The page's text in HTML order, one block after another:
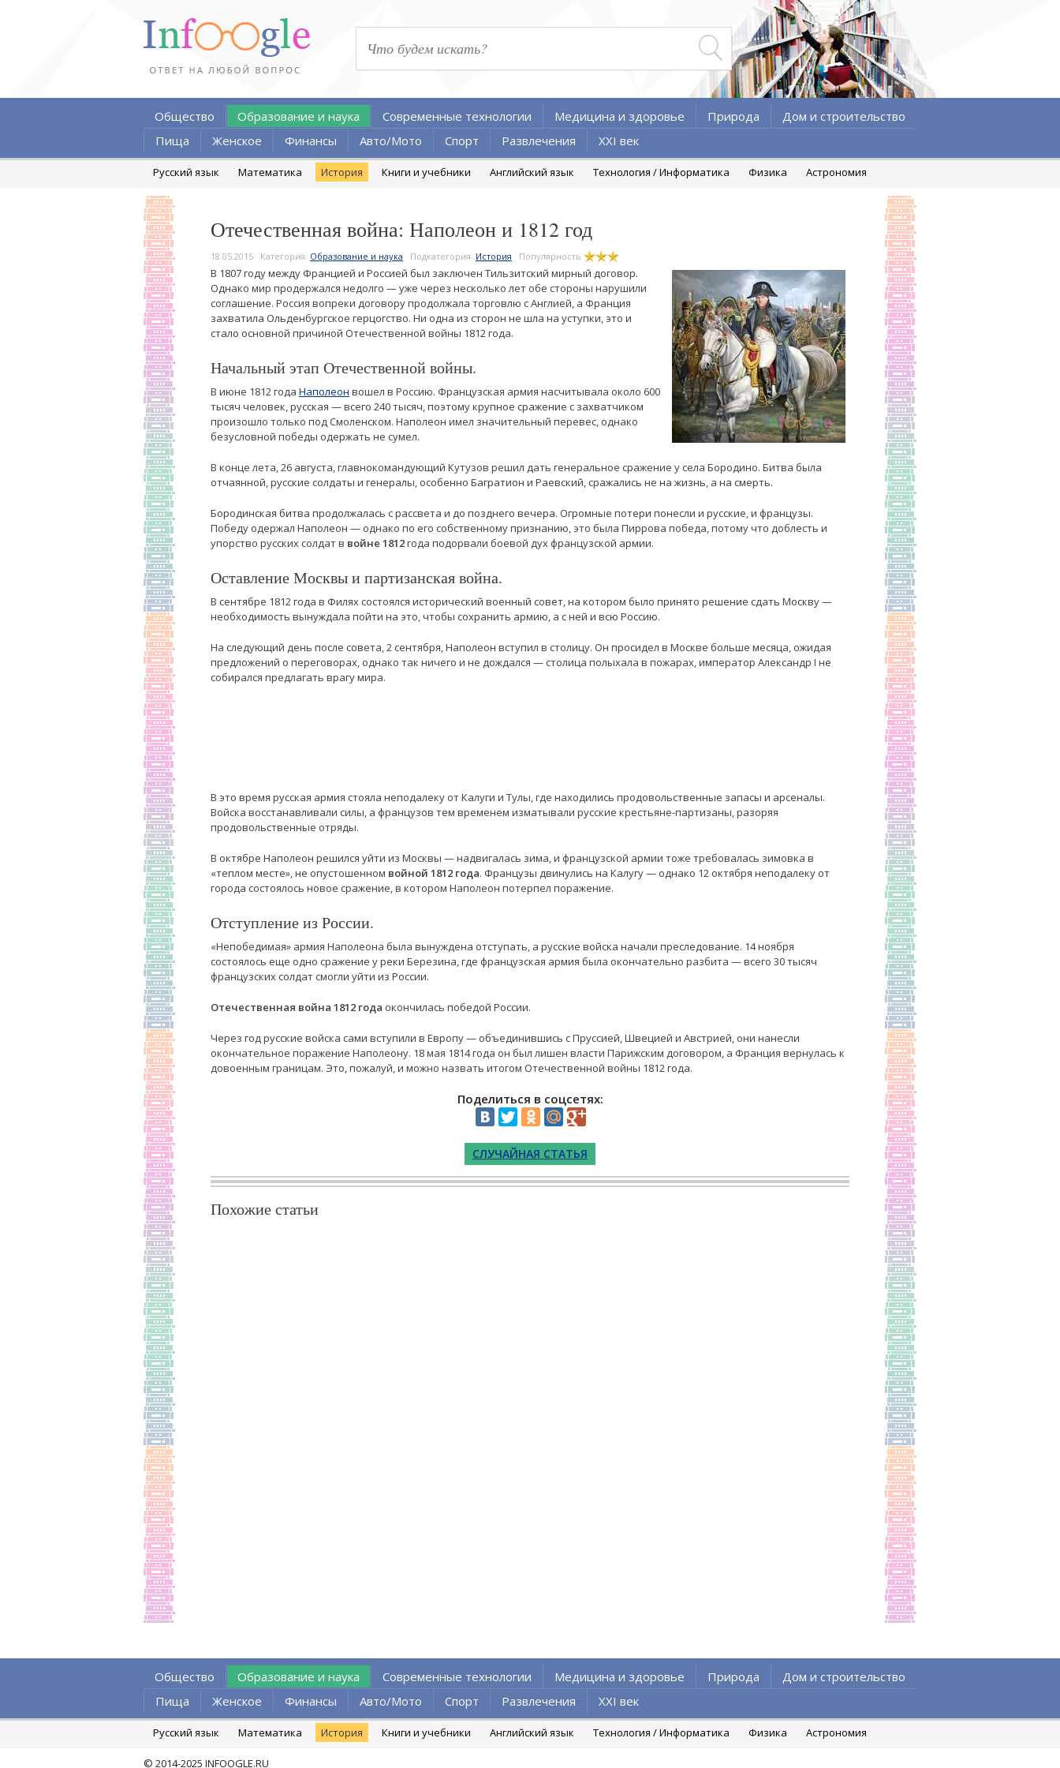
Общество Образование и наука Современные технологии Медицина и здоровье Природа
Дом и строительство
Пища
Женское Финансы Авто/Мото Спорт Развлечения XXI век
Русский язык Математика История Книги и учебники Английский язык Технология / Информатика Физика Астрономия
Отечественная война: Наполеон и 1812 год
18.05.2015 Категория: Образование и наука Подкатегория: История Популярность
В 1807 году между Францией и Россией был заключен Тильзитский мирный договор.
Однако мир продержался недолго — уже через несколько лет обе стороны нарушили
соглашение. Россия вопреки договору продолжала торговлю с Англией, а Франция
захватила Ольденбургское герцогство. Ни одна из сторон не шла на уступки, это и
стало основной причиной Отечественной войны 1812 года.
Начальный этап Отечественной войны.
В июне 1812 года Наполеон вошел в Россию. Французская армия насчитывала около 600
тысяч человек, русская — всего 240 тысяч, поэтому крупное сражение с захватчиком
произошло только под Смоленском. Наполеон имел значительный перевес, однако
безусловной победы одержать не сумел.
В конце лета, 26 августа, главнокомандующий Кутузов решил дать генеральное сражение у села Бородино. Битва была
отчаянной, русские солдаты и генералы, особенно Багратион и Раевский, сражались не на жизнь, а на смерть.
Бородинская битва продолжалась с рассвета и до позднего вечера. Огромные потери понесли и русские, и французы.
Победу одержал Наполеон — однако по его собственному признанию, это была Пиррова победа, потому что доблесть и
упорство русских солдат в войне 1812года подорвали боевой дух французской армии.
Оставление Москвы и партизанская война.
В сентябре 1812 года в Филях состоялся исторический военный совет, на котором было принято решение сдать Москву —
необходимость вынуждала пойти на это, чтобы сохранить армию, а с ней и всю Россию.
На следующий день после совета, 2 сентября, Наполеон вступил в столицу. Он просидел в Москве больше месяца, ожидая
предложений о переговорах, однако так ничего и не дождался — столица полыхала в пожарах, император Александр I не
собирался предлагать врагу мира.
В это время русская армия стояла неподалеку от Калуги и Тулы, где находились продовольственные запасы и арсеналы.
Войска восстанавливали силы, а французов тем временем изматывали русские крестьяне-партизаны, разоряя
продовольственные отряды.
В октябре Наполеон решился уйти из Москвы — надвигалась зима, и французской армии тоже требовалась зимовка в
«теплом месте», не опустошенном войной 1812 года. Французы двинулись на Калугу — однако 12 октября неподалеку от
города состоялось новое сражение, в котором Наполеон потерпел поражение.
Отступление из России.
«Непобедимая» армия Наполеона была вынуждена отступать, а русские войска начали преследование. 14 ноября
состоялось еще одно сражение у реки Березина, где французская армия была окончательно разбита — всего 30 тысяч
французских солдат смогли уйти из России.
Отечественная война 1812 года окончилась победой России.
Через год русские войска сами вступили в Европу — объединившись с Пруссией, Швецией и Австрией, они нанесли
окончательное поражение Наполеону. 18 мая 1814 года он был лишен власти Парижским договором, а Франция вернулась к
довоенным границам. Это, пожалуй, и можно назвать итогом Отечественной войны 1812 года.
Поделиться в соцсетях:
СЛУЧАЙНАЯ СТАТЬЯ
Похожие статьи
Общество Образование и наука Современные технологии Медицина и здоровье Природа
Дом и строительство
Пища
Женское Финансы Авто/Мото Спорт Развлечения XXI век
Русский язык Математика История Книги и учебники Английский язык Технология / Информатика Физика Астрономия
© 2014-2025 INFOOGLE.RU